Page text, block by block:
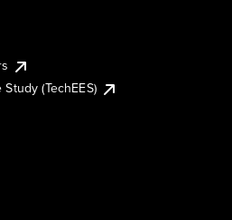
(TechEES)